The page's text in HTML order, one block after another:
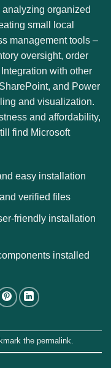
organized
small local
management tools –
oversight, order
with other
and Power
and visualization.
and affordability,
find Microsoft
easy installation
verified files
friendly installation
installed
the permalink